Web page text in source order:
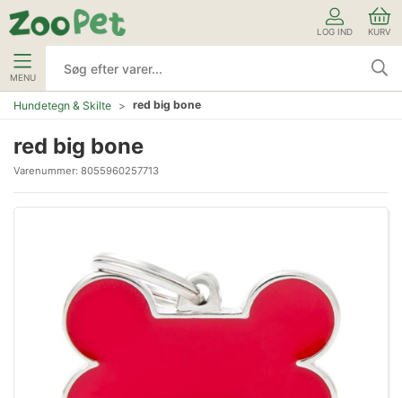
LOG IND KURV
MENU
Hundetegn & Skilte red big bone
red big bone
Varenummer: 8055960257713